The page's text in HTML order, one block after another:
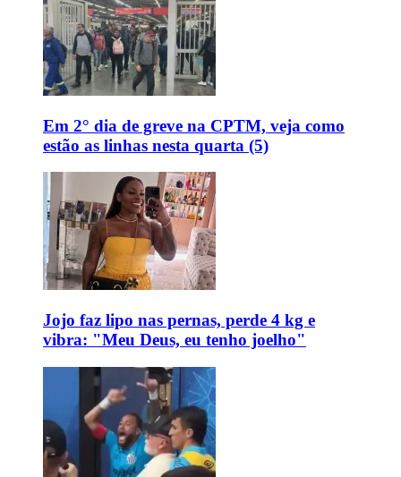
Em 2° dia de greve na CPTM, veja como
estão as linhas nesta quarta (5)
Jojo faz lipo nas pernas, perde 4 kg e
vibra: "Meu Deus, eu tenho joelho"